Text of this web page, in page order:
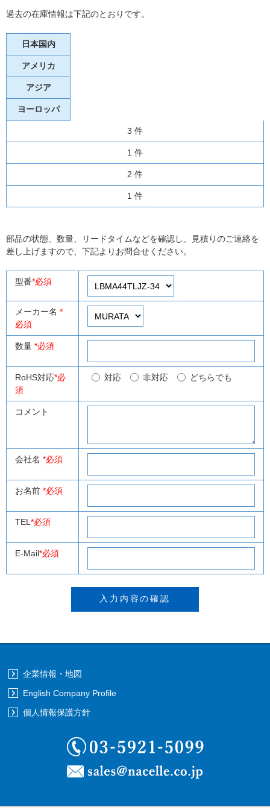
過去の在庫情報は下記のとおりです。
日本国内
アメリカ
アジア
ヨーロッパ
3 件
1 件
2 件
1 件
部品の状態、数量、リードタイムなどを確認し、見積りのご連絡を
差し上げますので、下記よりお問合せください。
型番*必須
メーカー名 *
必須
数量 *必須
RoHS対応*必
須
対応 非対応 どちらでも
コメント
会社名 *必須
お名前 *必須
TEL *必須
E-Mail*必須
企業情報・地図
English Company Profile
個人情報保護方針